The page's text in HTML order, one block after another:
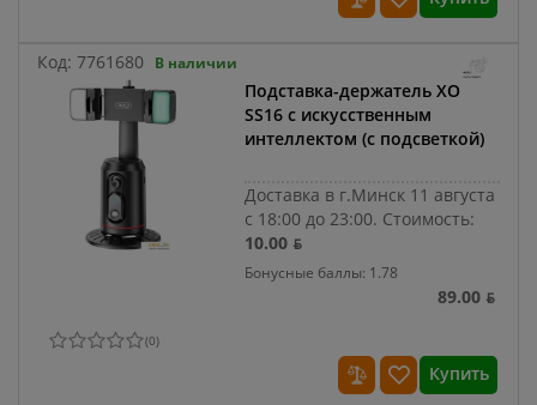
Код: 7761680 В наличии
Подставка-держатель XO
SS16 с искусственным
интеллектом (с подсветкой)
Доставка в г.Минск 11 августа
с 18:00 до 23:00. Стоимость:
10.00 ƃ
Бонусные баллы: 1.78
89.00 ƃ
(0)
Купить